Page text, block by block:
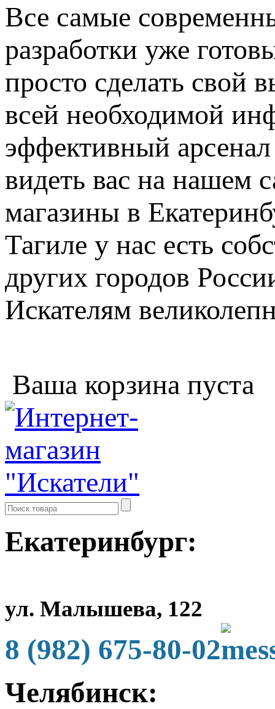
Все самые
разработки уже
просто сделать свой
всей необходимой
эффективный
видеть вас на нашем
магазины в
Тагиле у нас есть
других городов
Искателям
Ваша корзина пуста
Екатеринбург:
ул. Малышева, 122
8 (982) 675-80-02
Челябинск: